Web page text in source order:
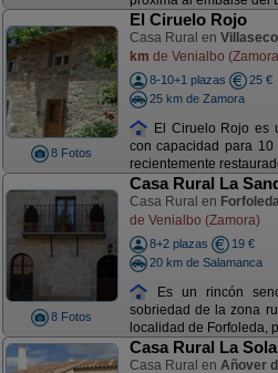
8 Fotos
El Ciruelo Rojo
Casa Rural en
km de Venialbo
8-10+1 plazas
25 €
25 km de Zamora
El Ciruelo Rojo es
con capacidad para
recientemente
8 Fotos
Casa Rural La
Casa Rural en
de Venialbo (Zamora)
8+2 plazas
19 €
20 km de Salamanca
Es un rincón
sobriedad de la zona
localidad de Forfoleda,
Casa Rural La
Casa Rural en Añover